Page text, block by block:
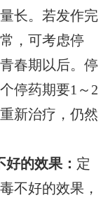
长。若发作完
，可考虑停
春期以后。停
停药期要1～2
新治疗，仍然
的效果： 定
不好的效果，